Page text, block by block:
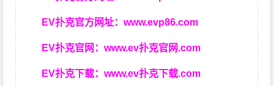
EV扑克官方网址：www.evp86.com
EV扑克官网：www.ev扑克官网.com
EV扑克下载：www.ev扑克下载.com